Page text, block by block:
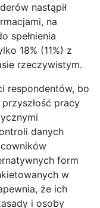
nastąpił
na
spełnienia
18% (11%) z
rzeczywistym.
respondentów, bo
pracy
danych
form
w
że ich
i osoby